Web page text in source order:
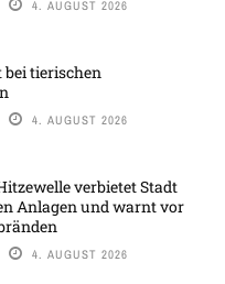
4. AUGUST 2026
bei tierischen
4. AUGUST 2026
verbietet Stadt
Anlagen und warnt vor
4. AUGUST 2026